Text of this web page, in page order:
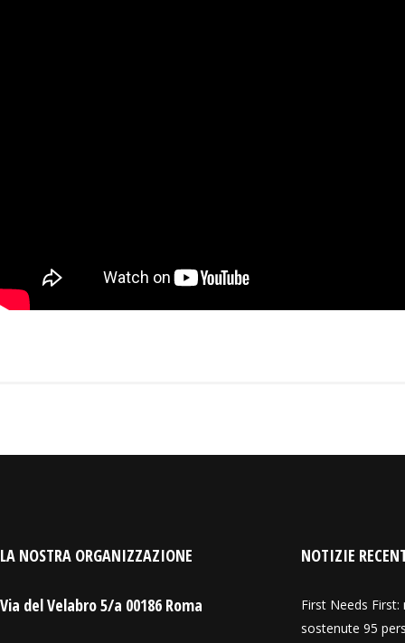
LA NOSTRA ORGANIZZAZIONE
Via del Velabro 5/a 00186 Roma
NOTIZIE
First Needs
sostenute 95